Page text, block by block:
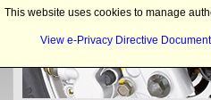
This website uses cookies to manage
View e-Privacy Directive